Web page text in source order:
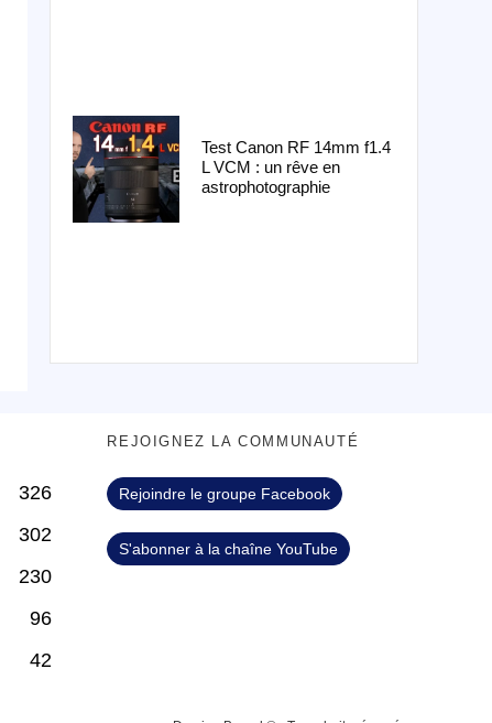
Test Canon RF 14mm f1.4
L VCM : un rêve en
astrophotographie
326
302
230
96
42
REJOIGNEZ LA COMMUNAUTÉ
Rejoindre le groupe Facebook
S'abonner à la chaîne YouTube